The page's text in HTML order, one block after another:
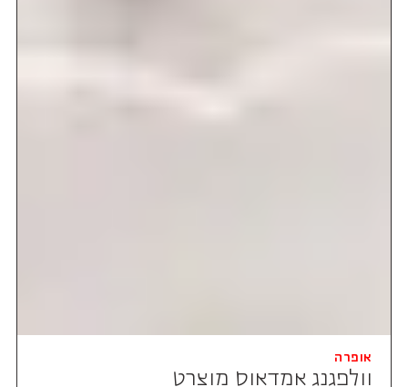
אופרה
וולפגנג אמדאוס מוצרט